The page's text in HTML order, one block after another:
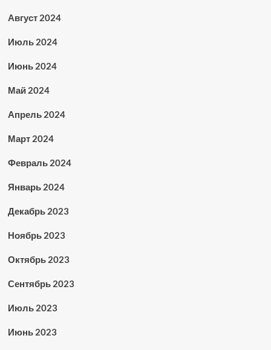
Август 2024
Июль 2024
Июнь 2024
Май 2024
Апрель 2024
Март 2024
Февраль 2024
Январь 2024
Декабрь 2023
Ноябрь 2023
Октябрь 2023
Сентябрь 2023
Июль 2023
Июнь 2023